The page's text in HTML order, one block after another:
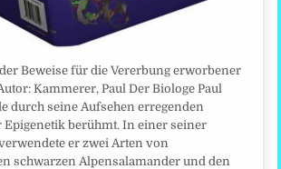
Beweise für die Vererbung erworbener
Kammerer, Paul Der Biologe Paul
durch seine Aufsehen erregenden
Epigenetik berühmt. In einer seiner
er zwei Arten von
schwarzen Alpensalamander und den